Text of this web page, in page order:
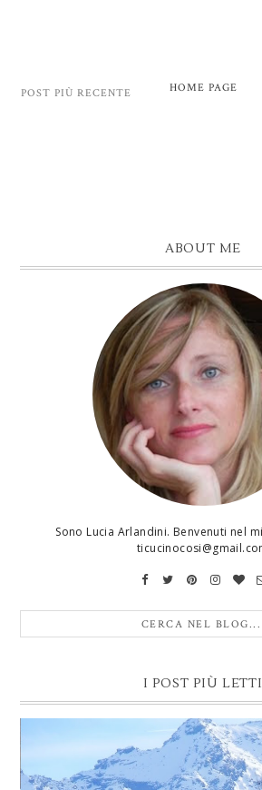
POST PIÙ RECENTE HOME PAGE
ABOUT ME
Sono Lucia Arlandini. Benvenuti nel
I POST PIÙ LETTI